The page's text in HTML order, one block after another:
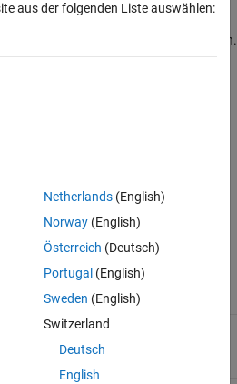
um Kanaleinstellungen zu schreiben.
gehören die Kanalbeschreibung,
Metadaten, der öffentliche oder
des Kanals.
channels/<channel_id>
Kanal-ID für den gewünschten
aus der folgenden Liste auswählen:
Netherlands(English)
Norway(English)
Österreich (Deutsch)
Portugal (English)
Sweden (English)
Switzerland
Deutsch
English